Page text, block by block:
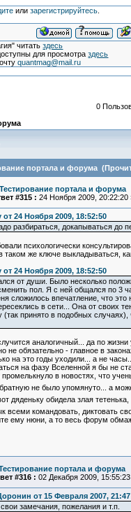
или зарегистрируйтесь.
читатьздесь
для просмотраздесь
quantmag@mail.ru
0
портала и форума
портала и форума
#315 : 24 Ноября 2009, 20:22:20
от 24 Ноября 2009, 18:52:50
разбираться, докапываться до
психологически
таком же ключе выкладываться,
от 24 Ноября 2009, 18:52:50
от души. Было несколько
пол. Я с ней общался по 3
сложилось впечатление, что
в сети... Она от своих
(так принято в подобных
аналогичный... да по
не обязательно - главное в
на это годы уходили... а не
на фазу Вселенной я бы не
промелькнуло в новостях, что
не было упомянуто... а
дяденьку обидела злая
всеми командовать, диктовать
ему нюни, а то весь форум
портала и форума
#316 : 02 Декабря 2009,
от 15 Февраля 2007,
замечания, пожелания и т.п.